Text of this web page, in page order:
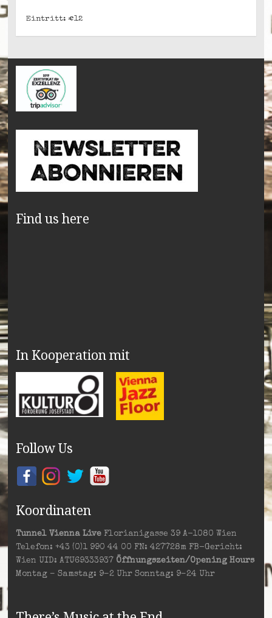
Eintritt: €12
Find us here
In Kooperation mit
Follow Us
Koordinaten
Tunnel Vienna LiveFlorianigasse 39 A-1080 Wien
Telefon: +43 (0)1 990 44 00 FN: 427728m FB-Gericht:
Wien UID: ATU69333937 Öffnungszeiten/Opening Hours
Montag – Samstag: 9–2 Uhr Sonntag: 9–24 Uhr